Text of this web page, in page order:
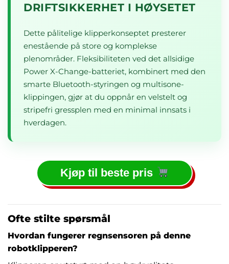
DRIFTSIKKERHET I HØYSETET
Dette pålitelige klipperkonseptet presterer
enestående på store og komplekse
plenområder. Fleksibiliteten ved det allsidige
Power X-Change-batteriet, kombinert med den
smarte Bluetooth-styringen og multisone-
klippingen, gjør at du oppnår en velstelt og
stripefri gressplen med en minimal innsats i
hverdagen.
Kjøp til beste pris
Ofte stilte spørsmål
Hvordan fungerer regnsensoren på denne
robotklipperen?